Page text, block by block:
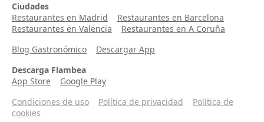
Ciudades
Restaurantes en Madrid
Restaurantes en Barcelona
Restaurantes en Valencia
Restaurantes en A Coruña
Blog Gastronómico
Descargar App
Descarga Flambea
App Store
Google Play
Condiciones de uso
Política de privacidad
Política de
cookies